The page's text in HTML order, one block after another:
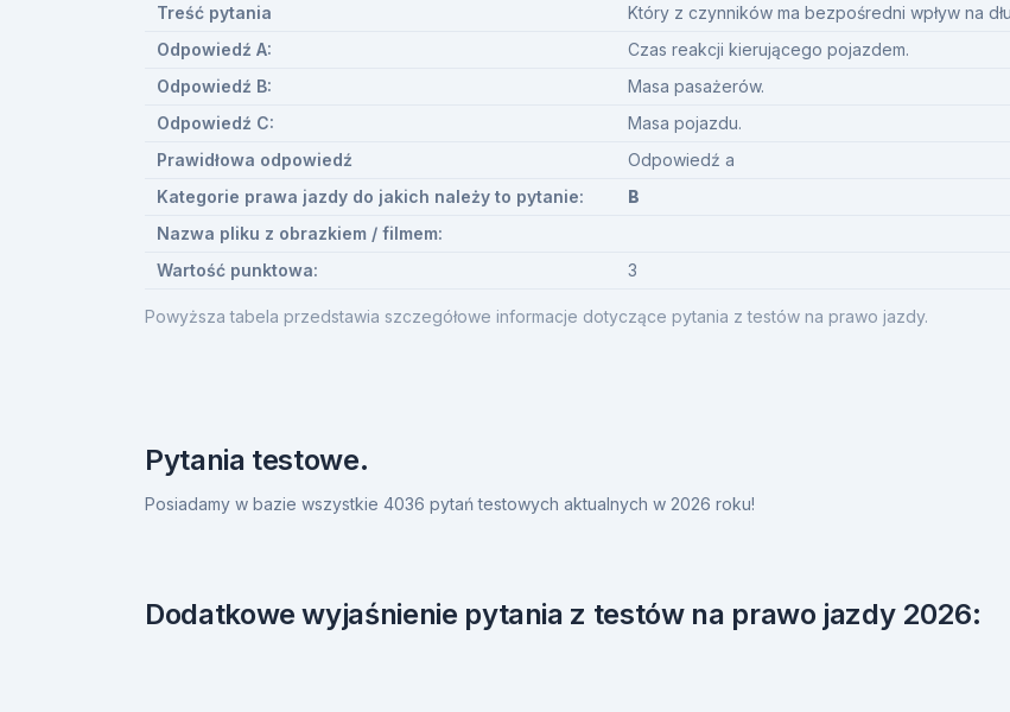
Powyższa tabela przedstawia szczegółowe informacje dotyczące pytania z testów na prawo jazdy.
Treść pytania
Który z czynników ma bezpośredni wpływ na
Odpowiedź A:
Czas reakcji kierującego pojazdem.
Odpowiedź B:
Masa pasażerów.
Odpowiedź C:
Masa pojazdu.
Prawidłowa odpowiedź
Odpowiedź a
Kategorie prawa jazdy do jakich należy to pytanie:
B
Nazwa pliku z obrazkiem / filmem:
Wartość punktowa:
3
Pytania testowe.
Posiadamy w bazie wszystkie 4036 pytań testowych aktualnych w 2026 roku!
Dodatkowe wyjaśnienie pytania z testów na prawo jazdy 2026: